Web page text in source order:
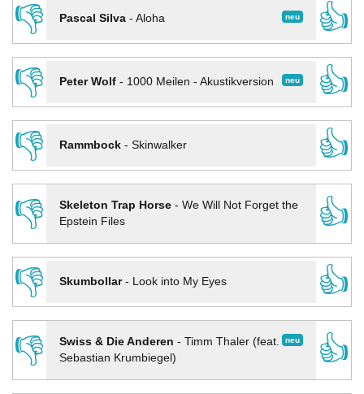
👎
neu
Pascal Silva- Aloha
👍
👎
neu
Peter Wolf- 1000 Meilen - Akustikversion
👍
👎
Rammbock- Skinwalker
👍
👎
Skeleton Trap Horse- We Will Not Forget the
Epstein Files
👍
👎
Skumbollar- Look into My Eyes
👍
👎
neu
Swiss & Die Anderen - Timm Thaler (feat.
Sebastian Krumbiegel)
👍